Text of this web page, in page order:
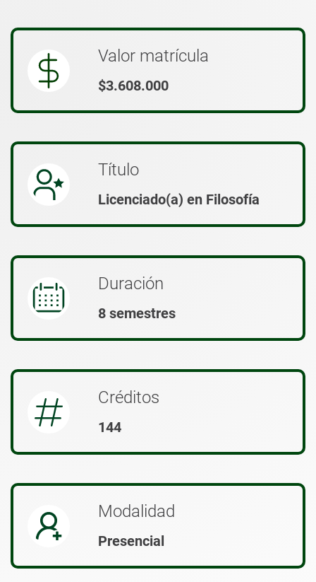
Valor matrícula
$3.608.000
Título
Licenciado(a) en Filosofía
Duración
8 semestres
Créditos
144
Modalidad
Presencial